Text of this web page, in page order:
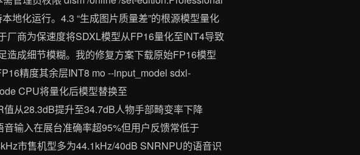
地化运行。4.3 “生成图片质量差”的根源模型量化
厂商为保速度将SDXL模型从FP16量化至INT4导致
成细节模糊。我的修复方案下载原始FP16模型
精度其余层INT8 mo --input_model sdxl-
CPU将量化后模型替换至
从28.3dB提升至34.7dB人物手部畸变率下降
输入在展台准确率超95%但用户反馈常低于
市售机型多为44.1kHz/40dB SNRNPU的语音识